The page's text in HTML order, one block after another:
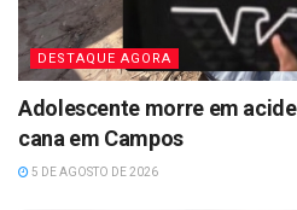
DESTAQUE AGORA
Adolescente morre em
cana em Campos
5 DE AGOSTO DE 2026